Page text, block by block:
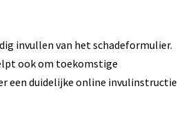
invullen van het schadeformulier.
ook om toekomstige
een duidelijke online invulinstructie